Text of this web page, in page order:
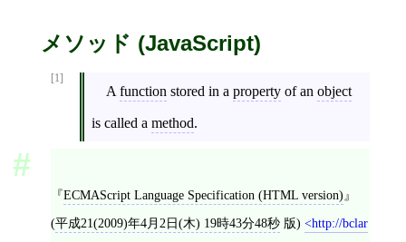
メソッド (JavaScript)
[1]
A function stored in a propertyof an object
is called a method.
ECMAScript Language Specification (HTML version)
(平成21(2009)年4月2日(木) 19時43分48秒 版)
http://bclar